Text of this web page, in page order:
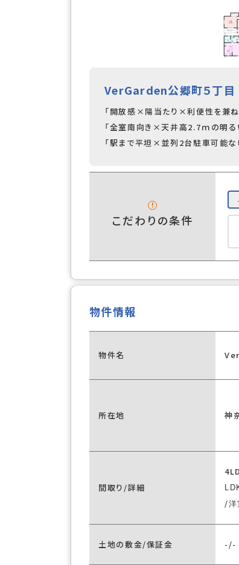
VerGarden公郷町５丁目
「開放感×陽当たり×利便性を兼ね
「全室南向き×天井高2.7ｍの明る
「駅まで平坦×並列2台駐車可能な
こだわりの条件
物件情報
物件名
所在地 神
間取り/詳細
/
土地の敷金/保証金 -/-